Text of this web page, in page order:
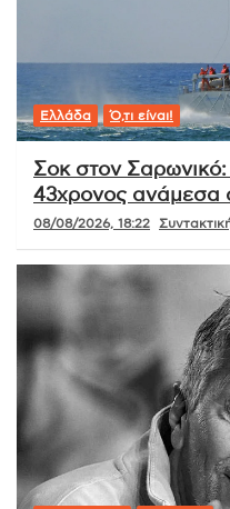
Ελλάδα Ό,τι είναι!
Σοκ στον
43χρονος ανάμεσα
08/08/2026, 18:22